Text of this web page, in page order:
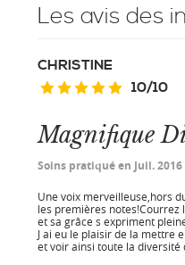
Les avis des
CHRISTINE
10/10
Magnifique
Soins pratiqué en Juil. 2016
Une voix merveilleuse,hors
les premières notes!Courrez
et sa grâce s expriment
J ai eu le plaisir de la mettre
et voir ainsi toute la diversité